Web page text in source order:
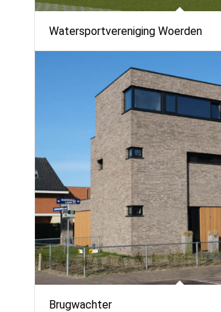
Watersportvereniging Woerden
Brugwachter